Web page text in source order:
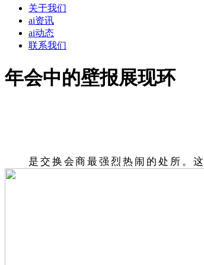
关于我们
ai资讯
ai动态
联系我们
年会中的壁报展现环
是交换会商最强烈热闹的处所。这